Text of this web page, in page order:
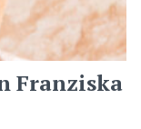
Franziska